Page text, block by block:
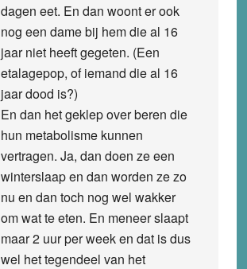
dagen eet. En dan woont er ook
nog een dame bij hem die al 16
jaar niet heeft gegeten. (Een
etalagepop, of iemand die al 16
jaar dood is?)
En dan het geklep over beren die
hun metabolisme kunnen
vertragen. Ja, dan doen ze een
winterslaap en dan worden ze zo
nu en dan toch nog wel wakker
om wat te eten. En meneer slaapt
maar 2 uur per week en dat is dus
wel het tegendeel van het